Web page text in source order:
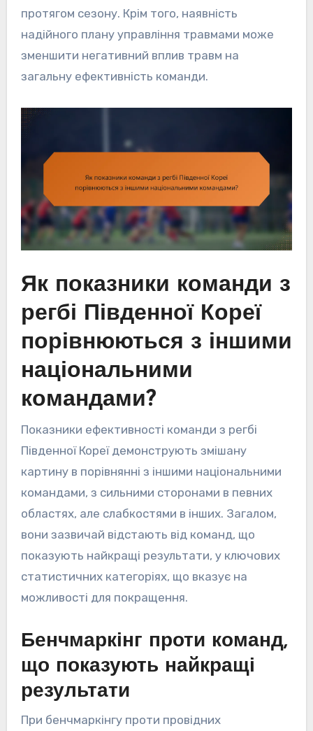
протягом сезону. Крім того, наявність
надійного плану управління травмами може
зменшити негативний вплив травм на
загальну ефективність команди.
Як показники команди з
регбі Південної Кореї
порівнюються з іншими
національними
командами?
Показники ефективності команди з регбі
Південної Кореї демонструють змішану
картину в порівнянні з іншими національними
командами, з сильними сторонами в певних
областях, але слабкостями в інших. Загалом,
вони зазвичай відстають від команд, що
показують найкращі результати, у ключових
статистичних категоріях, що вказує на
можливості для покращення.
Бенчмаркінг проти команд,
що показують найкращі
результати
При бенчмаркінгу проти провідних